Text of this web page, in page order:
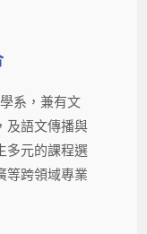
系，兼有文
及語文傳播與
多元的課程選
等跨領域專業